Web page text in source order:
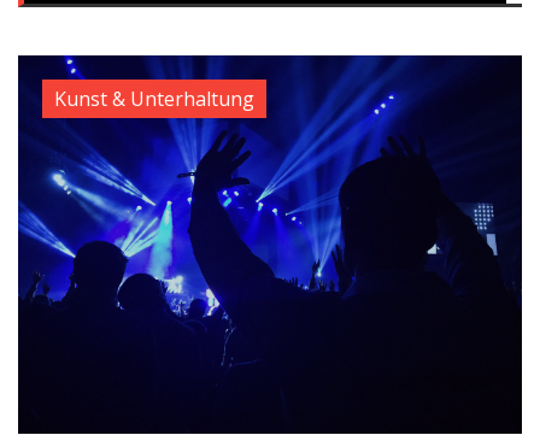
Kunst & Unterhaltung